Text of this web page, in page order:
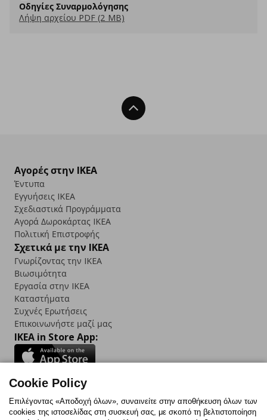
Οδηγίες Συναρμολόγησης
Λήψη αρχείου PDF (2 MB)
Back To Top
Αγορές στην IKEA
Έντυπα
Εγγυήσεις IKEA
Σχεδιαστικά Προγράμματα
Αγορά Δωρoκάρτας IKEA
Πολιτική Επιστροφής
Σχετικά με την IKEA
Γνωρίζοντας την IKEA
Βιωσιμότητα
Εργασία στην IKEA
Καταστήματα
Συχνές Ερωτήσεις
Επικοινωνήστε μαζί μας
IKEA in Store App:
Follow us:
Cookie Policy
Επιλέγοντας «Αποδοχή όλων», συναινείτε στην αποθήκευση όλων των
cookies της ιστοσελίδας στη συσκευή σας, με σκοπό τη βελτιστοποίηση